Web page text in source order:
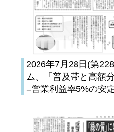
2026年7月28日(第
ム、「普及帯と高額
=営業利益率5%の安